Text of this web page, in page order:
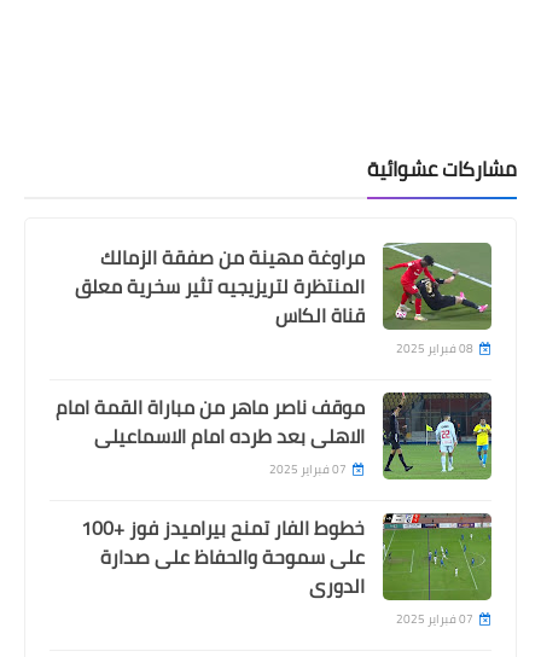
مشاركات عشوائية
مراوغة مهينة من صفقة الزمالك
المنتظرة لتريزيجيه تثير سخرية معلق
قناة الكاس
08 فبراير 2025
موقف ناصر ماهر من مباراة القمة امام
الاهلى بعد طرده امام الاسماعيلى
07 فبراير 2025
خطوط الفار تمنح بيراميدز فوز +100
على سموحة والحفاظ على صدارة
الدورى
07 فبراير 2025